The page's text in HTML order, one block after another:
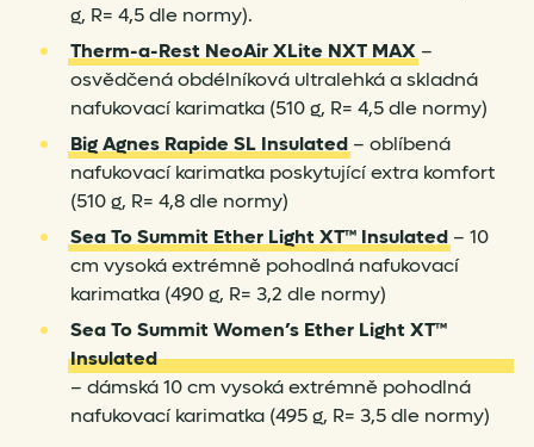
g, R= 4,5 dle normy).
Therm-a-Rest NeoAir XLite NXT MAX–
osvědčená obdélníková ultralehká a skladná
nafukovací karimatka (510 g, R= 4,5 dle normy)
Big Agnes Rapide SL Insulated– oblíbená
nafukovací karimatka poskytující extra komfort
(510 g, R= 4,8 dle normy)
Sea To Summit Ether Light XT™ Insulated– 10
cm vysoká extrémně pohodlná nafukovací
karimatka (490 g, R= 3,2 dle normy)
Sea To Summit Women’s Ether Light XT™
Insulated
– dámská 10 cm vysoká extrémně pohodlná
nafukovací karimatka (495 g, R= 3,5 dle normy)